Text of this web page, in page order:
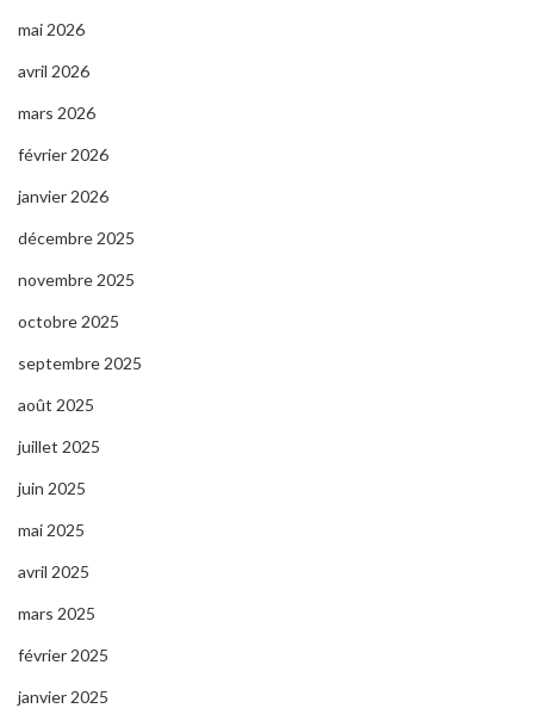
mai 2026
avril 2026
mars 2026
février 2026
janvier 2026
décembre 2025
novembre 2025
octobre 2025
septembre 2025
août 2025
juillet 2025
juin 2025
mai 2025
avril 2025
mars 2025
février 2025
janvier 2025